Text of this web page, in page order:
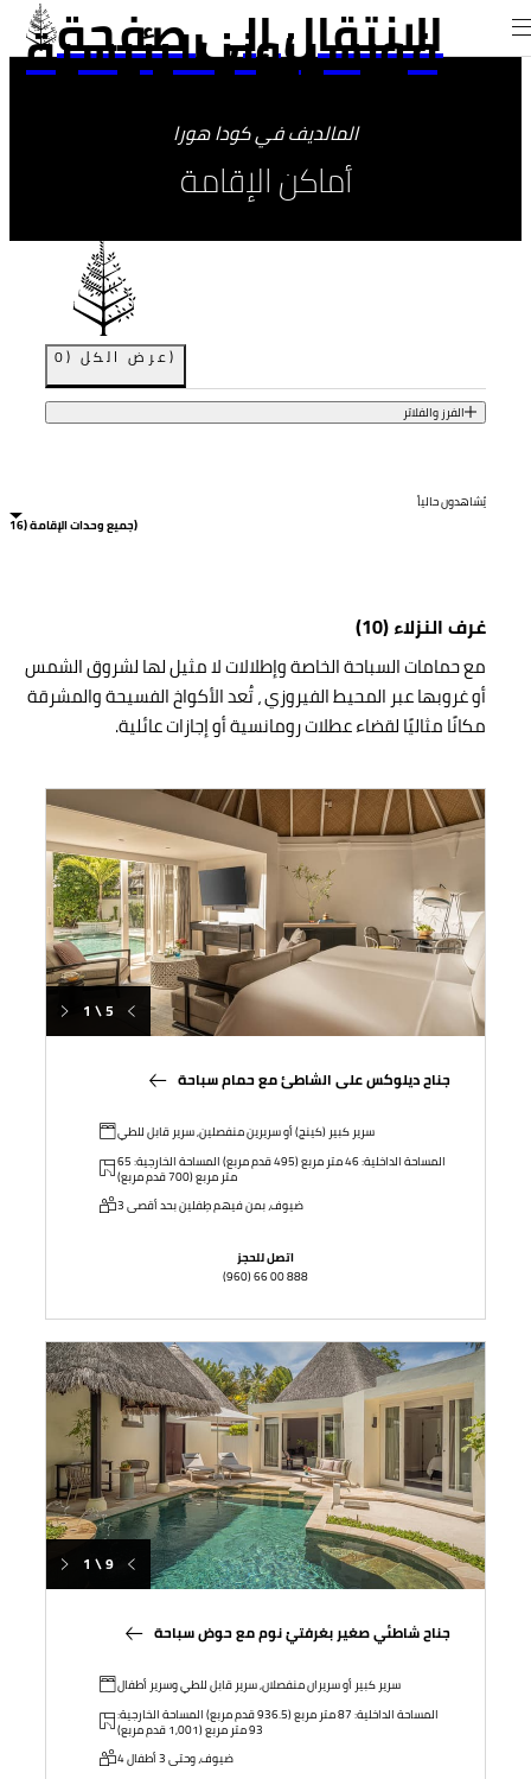
الانتقال إلى صفحة
فورسيزونز الرئيسية
المالديف في كودا هورا
أماكن الإقامة
عرض الكل (
0 )
الفرز والفلاتر
يُشاهدون حالياً
غرف النزلاء (10)
مع حمامات السباحة الخاصة وإطلالات لا مثيل لها لشروق الشمس
أو غروبها عبر المحيط الفيروزي ، تُعد الأكواخ الفسيحة والمشرقة
مكانًا مثاليًا لقضاء عطلات رومانسية أو إجازات عائلية.
1 \ 5
جناح ديلوكس على الشاطئ مع حمام سباحة
سرير كبير (كينج) أو سريرين منفصلين, سرير قابل للطي
المساحة الداخلية: 46 متر مربع (495 قدم مربع) المساحة الخارجية: 65
متر مربع (700 قدم مربع)
3 ضيوف، بمن فيهم طِفلين بحد أقصى
اتصل للحجز
(960) 66 00 888
1 \ 9
جناح شاطئي صغير بغرفتيْ نوم مع حوض سباحة
سرير كبير أو سريران منفصلان, سرير قابل للطي وسرير أطفال
المساحة الداخلية: 87 متر مربع (936.5 قدم مربع) المساحة الخارجية:
93 متر مربع (1,001 قدم مربع)
4 ضيوف، وحتى 3 أطفال